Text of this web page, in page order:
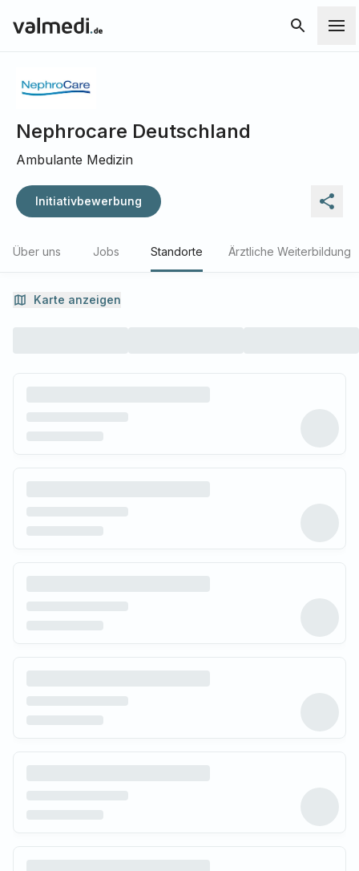
Nephrocare Deutschland
Ambulante Medizin
Initiativbewerbung
Über uns Jobs Standorte Ärztliche Weiterbildung
Karte anzeigen